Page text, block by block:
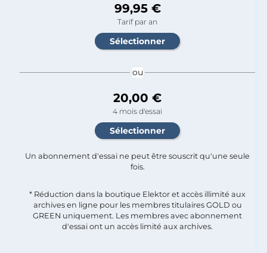
99,95 €
Tarif par an
ou
20,00 €
4 mois d'essai
Un abonnement d'essai ne peut être souscrit qu'une seule
fois.​
* Réduction dans la boutique Elektor et accès illimité aux
archives en ligne pour les membres titulaires GOLD ou
GREEN uniquement. Les membres avec abonnement
d'essai ont un accès limité aux archives.